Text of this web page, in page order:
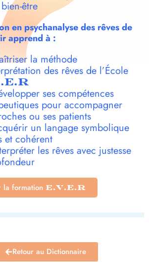
être
en psychanalyse des rêves de
apprend à :
la méthode
des rêves de l’École
ses compétences
pour accompagner
ou ses patients
un langage symbolique
et cohérent
les rêves avec justesse
la formation E.V.E.R
Retour au Dictionnaire